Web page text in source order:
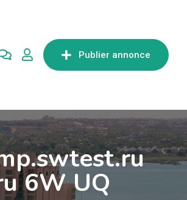
Publier annonce
6W UQ